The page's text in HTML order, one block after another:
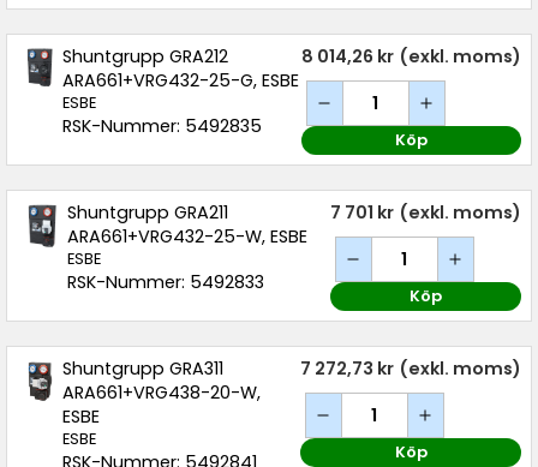
Shuntgrupp GRA212
ARA661+VRG432-25-G, ESBE
ESBE
RSK-Nummer: 5492835
8 014,26 kr (exkl. moms)
Köp
Shuntgrupp GRA211
ARA661+VRG432-25-W, ESBE
ESBE
RSK-Nummer: 5492833
7 701 kr (exkl. moms)
Köp
Shuntgrupp GRA311
ARA661+VRG438-20-W,
ESBE
ESBE
RSK-Nummer: 5492841
7 272,73 kr (exkl. moms)
Köp